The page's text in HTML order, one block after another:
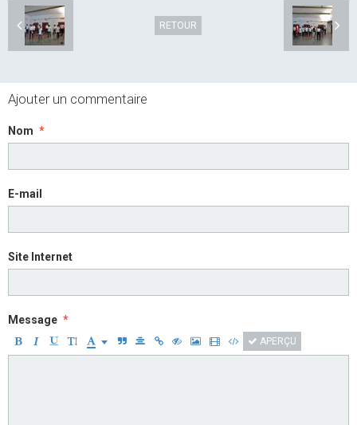
RETOUR
Ajouter un commentaire
Nom
E-mail
Site Internet
Message
APERÇU